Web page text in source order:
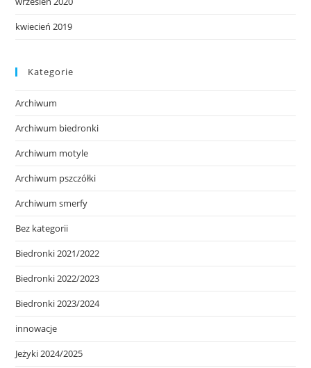
kwiecień 2019
Kategorie
Archiwum
Archiwum biedronki
Archiwum motyle
Archiwum pszczółki
Archiwum smerfy
Bez kategorii
Biedronki 2021/2022
Biedronki 2022/2023
Biedronki 2023/2024
innowacje
Jeżyki 2024/2025